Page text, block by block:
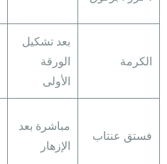
الكرمة
بعد تشكيل
الورقة
الأولى
فستق عنتاب
مباشرة بعد
الإزهار